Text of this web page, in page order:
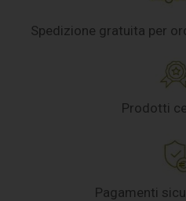
Spedizione gratuita per
Prodotti
Pagamenti